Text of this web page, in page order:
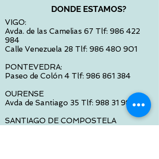
DONDE ESTAMOS?
VIGO:
Avda. de las Camelias 67 Tlf: 986 422
984
Calle Venezuela 28 Tlf: 986 480 901
PONTEVEDRA:
Paseo de Colón 4 Tlf: 986 861 384
OURENSE
Avda de Santiago 35 Tlf: 988 31 98 26
SANTIAGO DE COMPOSTELA